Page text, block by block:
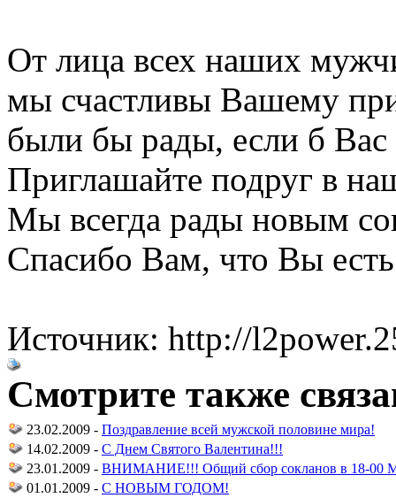
От лица всех наших
мы счастливы Вашему
были бы рады, если б
Приглашайте подруг в
Мы всегда рады новым
Спасибо Вам, что Вы
Источник: http://
Смотрите также
23.02.2009 - Поздравление всей мужской половине мира!
14.02.2009 - C Днем Святого Валентина!!!
23.01.2009 - ВНИМАНИЕ!!! Общий сбор сокланов в 18-00
01.01.2009 - C НОВЫМ ГОДОМ!